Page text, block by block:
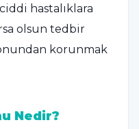
hastalıklara
olsun tedbir
korunmak
Nedir?